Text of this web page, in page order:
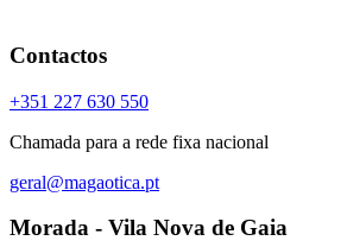
Contactos
+351 227 630 550
Chamada para a rede fixa nacional
geral@magaotica.pt
Morada - Vila Nova de Gaia